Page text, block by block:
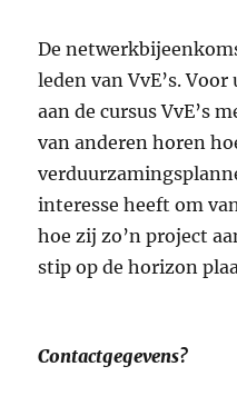
De
leden van VvE’s.
aan de cursus VvE’s
van anderen horen
interesse heeft om
hoe zij zo’n project
stip op de horizon
Contactgegevens?